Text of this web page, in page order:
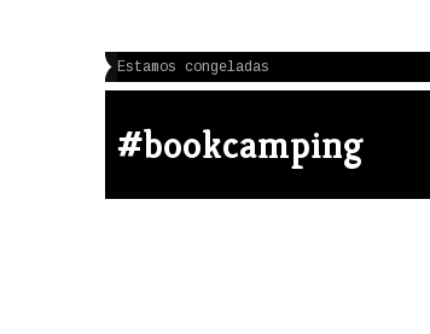
Estamos congeladas
#bookcamping